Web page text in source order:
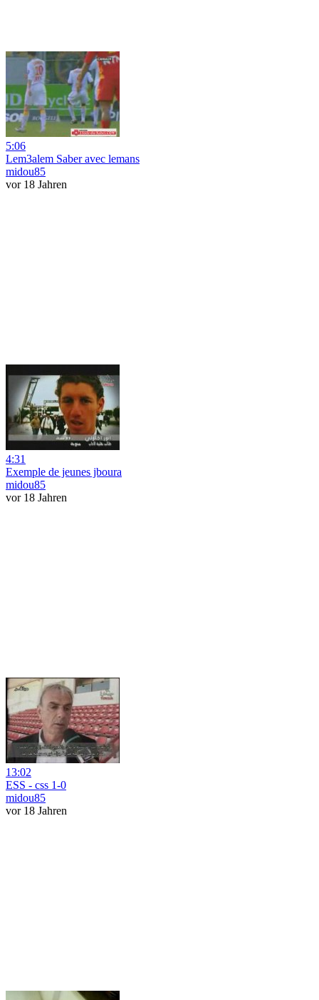
5:06
Lem3alem Saber avec lemans
midou85
vor 18 Jahren
4:31
Exemple de jeunes jboura
midou85
vor 18 Jahren
13:02
ESS - css 1-0
midou85
vor 18 Jahren